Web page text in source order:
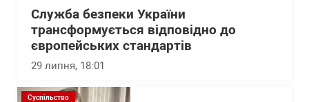
Служба безпеки України
трансформується відповідно до
європейських стандартів
29 липня, 18:01
Суспільство